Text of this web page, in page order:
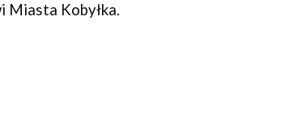
Miasta Kobyłka.